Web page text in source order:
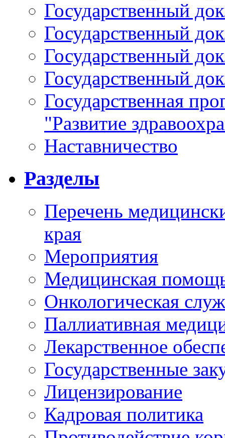
Государственный
Государственный
Государственный
Государственный
Государственная
"Развитие
Наставничество
Разделы
Перечень
края
Мероприятия
Медицинская
Онкологическая
Паллиативная
Лекарственное
Государственные
Лицензирование
Кадровая политика